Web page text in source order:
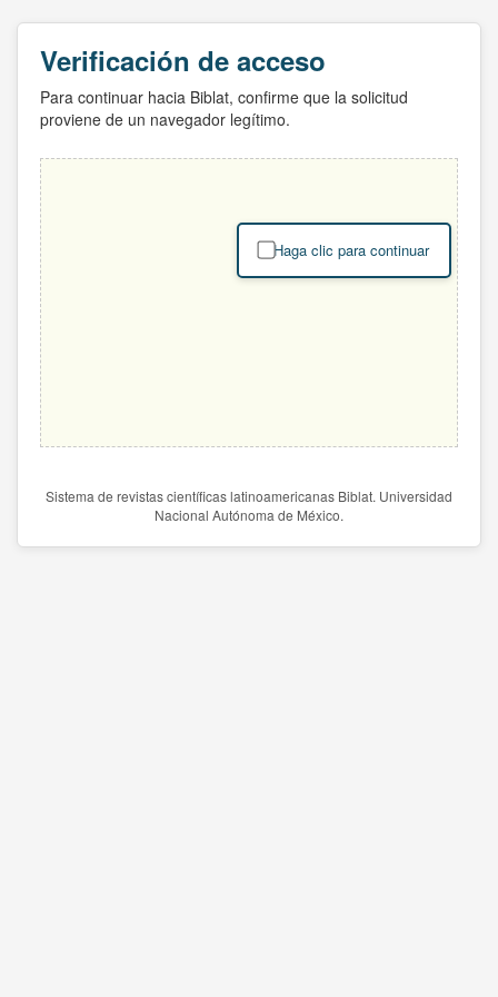
Verificación de acceso
Para continuar hacia Biblat, confirme que la solicitud
proviene de un navegador legítimo.
Haga clic para continuar
Sistema de revistas científicas latinoamericanas Biblat. Universidad
Nacional Autónoma de México.